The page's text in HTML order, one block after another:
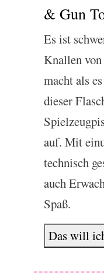
& Gun
Es ist
Knallen von
macht als
dieser
auf. Mit
technisch
auch
Spaß.
Das will